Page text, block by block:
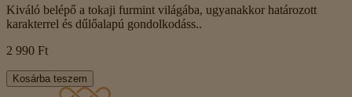
Kiváló belépő a tokaji furmint világába, ugyanakkor határozott
karakterrel és dűlőalapú gondolkodáss..
2 990 Ft
Kosárba teszem